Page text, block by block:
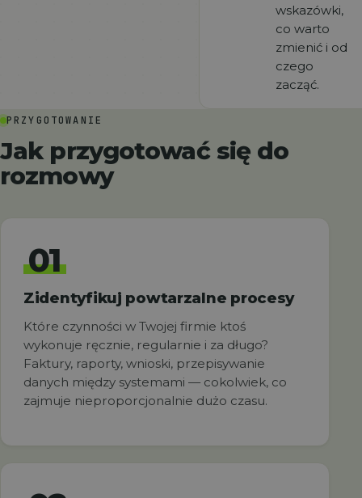
wskazówki,
co warto
zmienić i od
czego
zacząć.
PRZYGOTOWANIE
Jak przygotować się do
rozmowy
01
Zidentyfikuj powtarzalne procesy
Które czynności w Twojej firmie ktoś
wykonuje ręcznie, regularnie i za długo?
Faktury, raporty, wnioski, przepisywanie
danych między systemami — cokolwiek, co
zajmuje nieproporcjonalnie dużo czasu.